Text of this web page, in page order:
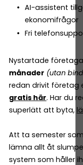
AI-assistent
ekonomifrågor
Fri
Nystartade
månader (utan
redan drivit företag
gratis här. Har du
superlätt att byta,
Att ta semester
lämna allt åt
system som håller